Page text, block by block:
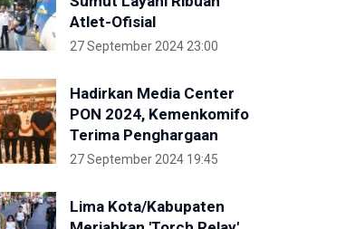
Atlet-Ofisial
27 September 2024 23:00
Hadirkan Media Center
PON 2024, Kemenkomifo
Terima Penghargaan
27 September 2024 19:45
Lima Kota/Kabupaten